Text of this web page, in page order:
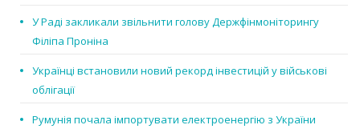
У Раді закликали звільнити голову Держфінмоніторингу
Філіпа Проніна
Українці встановили новий рекорд інвестицій у військові
облігації
Румунія почала імпортувати електроенергію з України